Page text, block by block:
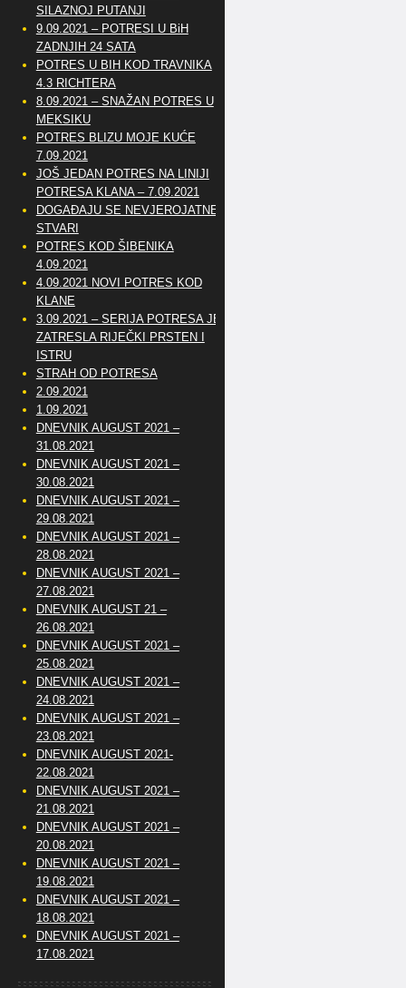
SILAZNOJ PUTANJI
9.09.2021 – POTRESI U BiH
ZADNJIH 24 SATA
POTRES U BIH KOD TRAVNIKA
4.3 RICHTERA
8.09.2021 – SNAŽAN POTRES U
MEKSIKU
POTRES BLIZU MOJE KUĆE
7.09.2021
JOŠ JEDAN POTRES NA LINIJI
POTRESA KLANA – 7.09.2021
DOGAĐAJU SE NEVJEROJATNE
STVARI
POTRES KOD ŠIBENIKA
4.09.2021
4.09.2021 NOVI POTRES KOD
KLANE
3.09.2021 – SERIJA POTRESA JE
ZATRESLA RIJEČKI PRSTEN I
ISTRU
STRAH OD POTRESA
2.09.2021
1.09.2021
DNEVNIK AUGUST 2021 –
31.08.2021
DNEVNIK AUGUST 2021 –
30.08.2021
DNEVNIK AUGUST 2021 –
29.08.2021
DNEVNIK AUGUST 2021 –
28.08.2021
DNEVNIK AUGUST 2021 –
27.08.2021
DNEVNIK AUGUST 21 –
26.08.2021
DNEVNIK AUGUST 2021 –
25.08.2021
DNEVNIK AUGUST 2021 –
24.08.2021
DNEVNIK AUGUST 2021 –
23.08.2021
DNEVNIK AUGUST 2021-
22.08.2021
DNEVNIK AUGUST 2021 –
21.08.2021
DNEVNIK AUGUST 2021 –
20.08.2021
DNEVNIK AUGUST 2021 –
19.08.2021
DNEVNIK AUGUST 2021 –
18.08.2021
DNEVNIK AUGUST 2021 –
17.08.2021